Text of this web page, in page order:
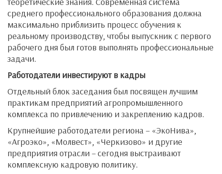
среднего профессионального образования должна
максимально приблизить процесс обучения к
реальному производству, чтобы выпускник с первого
рабочего дня был готов выполнять профессиональные
задачи.
Работодатели инвестируют в кадры
Отдельный блок заседания был посвящен лучшим
практикам предприятий агропромышленного
комплекса по привлечению и закреплению кадров.
Крупнейшие работодатели региона – «ЭкоНива»,
«Агроэко», «Молвест», «Черкизово» и другие
предприятия отрасли – сегодня выстраивают
комплексную кадровую политику.